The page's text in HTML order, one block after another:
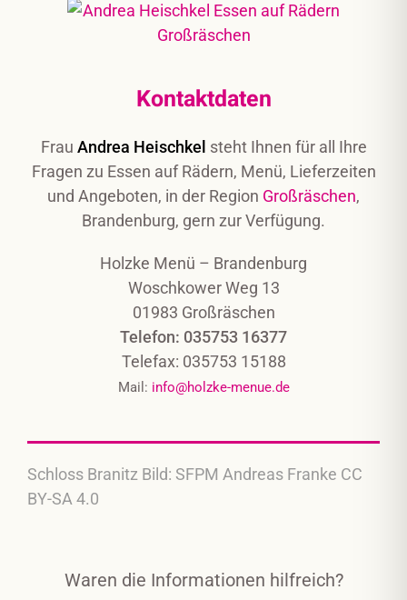
Kontaktdaten
Frau Andrea Heischkel steht Ihnen für all Ihre
Fragen zu Essen auf Rädern, Menü, Lieferzeiten
und Angeboten, in der Region Großräschen,
Brandenburg, gern zur Verfügung.
Holzke Menü – Brandenburg
Woschkower Weg 13
01983 Großräschen
Telefon: 035753 16377
Telefax: 035753 15188
Mail: info@holzke-menue.de
Schloss Branitz Bild: SFPM Andreas Franke CC
BY-SA 4.0
Waren die Informationen hilfreich?